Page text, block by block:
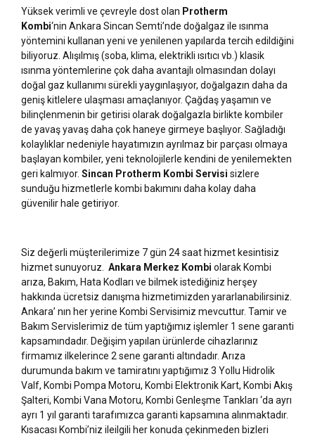
Yüksek verimli ve çevreyle dost olan Protherm
Kombi‘nin Ankara Sincan Semti’nde doğalgaz ile ısınma
yöntemini kullanan yeni ve yenilenen yapılarda tercih edildiğini
biliyoruz. Alışılmış (soba, klima, elektrikli ısıtıcı vb.) klasik
ısınma yöntemlerine çok daha avantajlı olmasından dolayı
doğal gaz kullanımı sürekli yaygınlaşıyor, doğalgazın daha da
geniş kitlelere ulaşması amaçlanıyor. Çağdaş yaşamın ve
bilinçlenmenin bir getirisi olarak doğalgazla birlikte kombiler
de yavaş yavaş daha çok haneye girmeye başlıyor. Sağladığı
kolaylıklar nedeniyle hayatımızın ayrılmaz bir parçası olmaya
başlayan kombiler, yeni teknolojilerle kendini de yenilemekten
geri kalmıyor. Sincan Protherm Kombi Servisi sizlere
sunduğu hizmetlerle kombi bakımını daha kolay daha
güvenilir hale getiriyor.
Siz değerli müşterilerimize 7 gün 24 saat hizmet kesintisiz
hizmet sunuyoruz. Ankara Merkez Kombi olarak Kombi
arıza, Bakım, Hata Kodları ve bilmek istediğiniz herşey
hakkında ücretsiz danışma hizmetimizden yararlanabilirsiniz.
Ankara’ nın her yerine Kombi Servisimiz mevcuttur. Tamir ve
Bakım Servislerimiz de tüm yaptığımız işlemler 1 sene garanti
kapsamındadır. Değişim yapılan ürünlerde cihazlarınız
firmamız ilkelerince 2 sene garanti altındadır. Arıza
durumunda bakım ve tamiratını yaptığımız 3 Yollu Hidrolik
Valf, Kombi Pompa Motoru, Kombi Elektronik Kart, Kombi Akış
Şalteri, Kombi Vana Motoru, Kombi Genleşme Tankları ‘da ayrı
ayrı 1 yıl garanti tarafımızca garanti kapsamına alınmaktadır.
Kısacası Kombi’niz ileilgili her konuda çekinmeden bizleri